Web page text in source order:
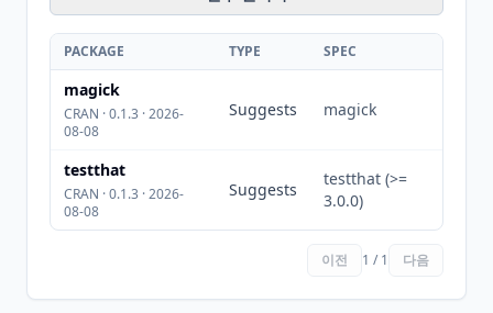
PACKAGE TYPE SPEC
magick
CRAN · 0.1.3 · 2026-
08-08
Suggests magick
testthat
CRAN · 0.1.3 · 2026-
08-08
Suggests
testthat (>=
3.0.0)
이전 1 / 1 다음